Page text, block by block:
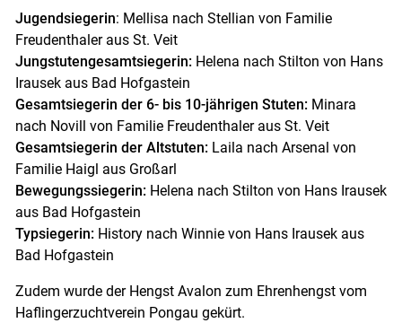
Jugendsiegerin: Mellisa nach Stellian von Familie
Freudenthaler aus St. Veit
Jungstutengesamtsiegerin: Helena nach Stilton von Hans
Irausek aus Bad Hofgastein
Gesamtsiegerin der 6- bis 10-jährigen Stuten:Minara
nach Novill von Familie Freudenthaler aus St. Veit
Gesamtsiegerin der Altstuten: Laila nach Arsenal von
Familie Haigl aus Großarl
Bewegungssiegerin:Helena nach Stilton von Hans Irausek
aus Bad Hofgastein
Typsiegerin:History nach Winnie von Hans Irausek aus
Bad Hofgastein
Zudem wurde der Hengst Avalon zum Ehrenhengst vom
Haflingerzuchtverein Pongau gekürt.